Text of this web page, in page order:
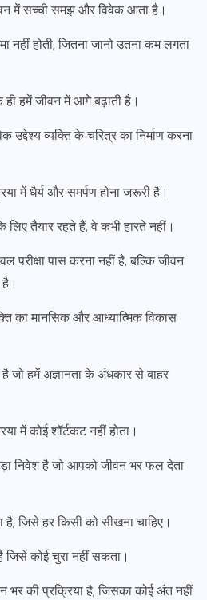
में सच्ची समझ और विवेक आता है।
नहीं होती, जितना जानो उतना कम लगता
हमें जीवन में आगे बढ़ाती है।
उद्देश्य व्यक्ति के चरित्र का निर्माण करना
में धैर्य और समर्पण होना जरूरी है।
तैयार रहते हैं, वे कभी हारते नहीं।
परीक्षा पास करना नहीं है, बल्कि जीवन
का मानसिक और आध्यात्मिक विकास
है जो हमें अज्ञानता के अंधकार से बाहर
में कोई शॉर्टकट नहीं होता।
निवेश है जो आपको जीवन भर फल देता
जिसे हर किसी को सीखना चाहिए।
जिसे कोई चुरा नहीं सकता।
भर की प्रक्रिया है, जिसका कोई अंत नहीं